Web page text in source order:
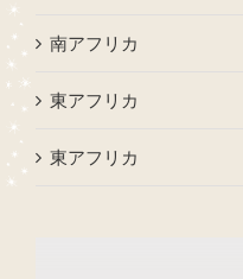
南アフリカ
東アフリカ
東アフリカ